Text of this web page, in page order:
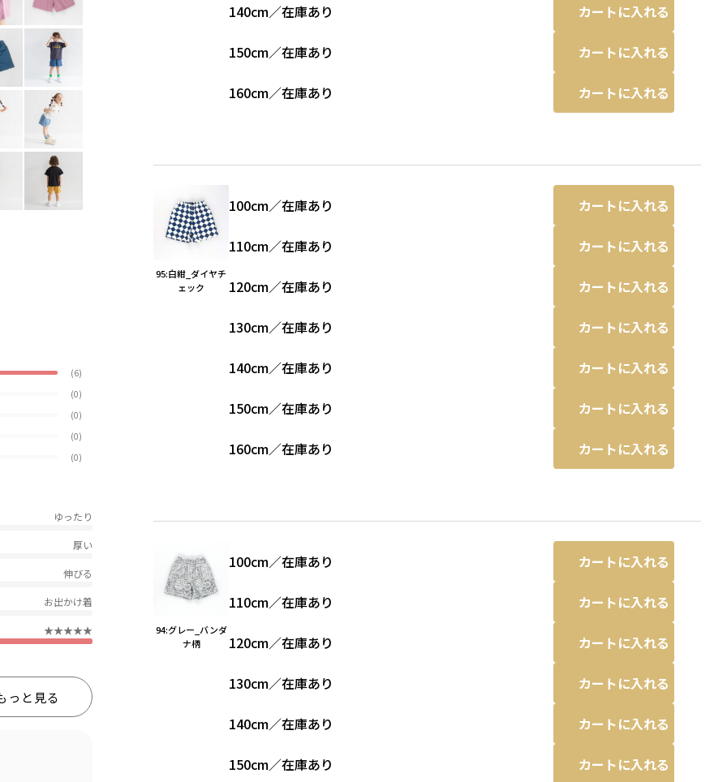
(6)
(0)
(0)
(0)
(0)
ゆったり
厚い
伸びる
お出かけ着
★★★★★
っと見る
140cm／在庫あり カートに入れる
150cm／在庫あり カートに入れる
160cm／在庫あり カートに入れる
95:白紺_ダイヤチ
ェック
100cm／在庫あり カートに入れる
110cm／在庫あり カートに入れる
120cm／在庫あり カートに入れる
130cm／在庫あり カートに入れる
140cm／在庫あり カートに入れる
150cm／在庫あり カートに入れる
160cm／在庫あり カートに入れる
94:グレー_バンダ
ナ柄
100cm／在庫あり カートに入れる
110cm／在庫あり カートに入れる
120cm／在庫あり カートに入れる
130cm／在庫あり カートに入れる
140cm／在庫あり カートに入れる
150cm／在庫あり カートに入れる